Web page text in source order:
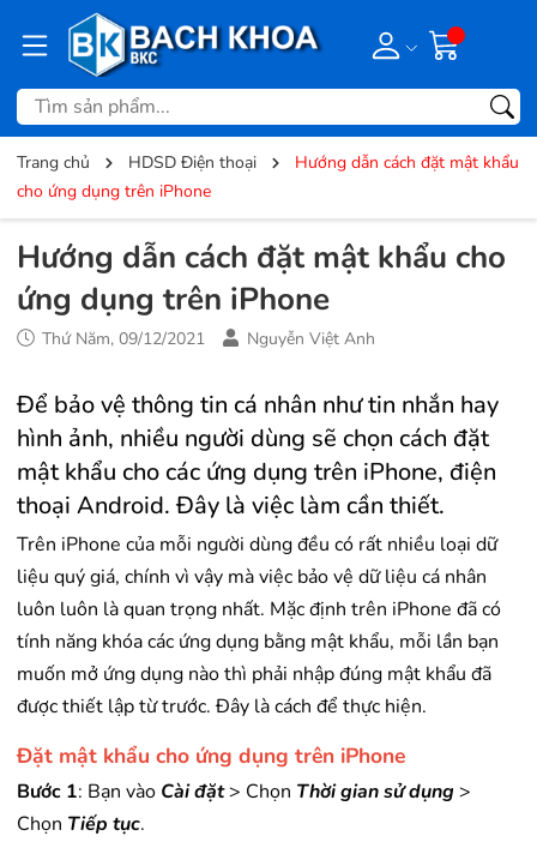
Trang chủ HDSD Điện thoại
Hướng dẫn cách đặt mật khẩu
cho ứng dụng trên iPhone
Hướng dẫn cách đặt mật khẩu cho
ứng dụng trên iPhone
Thứ Năm, 09/12/2021 Nguyễn Việt Anh
Để bảo vệ thông tin cá nhân như tin nhắn hay
hình ảnh, nhiều người dùng sẽ chọn cách đặt
mật khẩu cho các ứng dụng trên iPhone, điện
thoại Android. Đây là việc làm cần thiết.
Trên iPhone của mỗi người dùng đều có rất nhiều loại dữ
liệu quý giá, chính vì vậy mà việc bảo vệ dữ liệu cá nhân
luôn luôn là quan trọng nhất. Mặc định trên iPhone đã có
tính năng khóa các ứng dụng bằng mật khẩu, mỗi lần bạn
muốn mở ứng dụng nào thì phải nhập đúng mật khẩu đã
được thiết lập từ trước. Đây là cách để thực hiện.
Đặt mật khẩu cho ứng dụng trên iPhone
Bước 1: Bạn vào Cài đặt> Chọn Thời gian sử dụng >
Chọn Tiếp tục.